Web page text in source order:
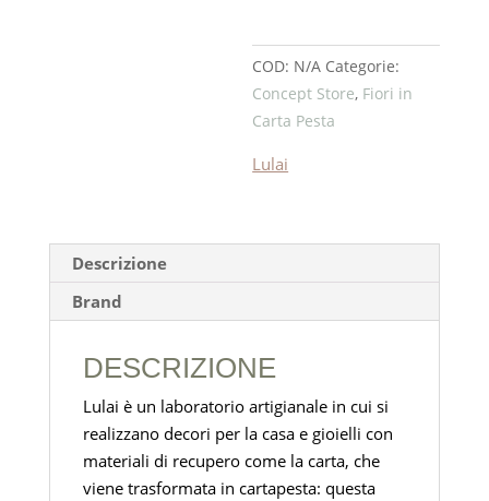
COD: N/A Categorie:
Concept Store, Fiori in
Carta Pesta
Lulai
Descrizione
Brand
DESCRIZIONE
Lulai è un laboratorio artigianale in cui si
realizzano decori per la casa e gioielli con
materiali di recupero come la carta, che
viene trasformata in cartapesta: questa